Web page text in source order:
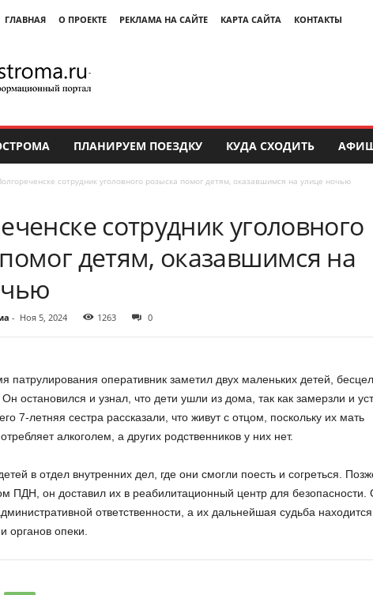
ГЛАВНАЯ О ПРОЕКТЕ РЕКЛАМА НА САЙТЕ КАРТА САЙТА КОНТАКТЫ
ПЛАНИРУЕМ ПОЕЗДКУ КУДА СХОДИТЬ
сотрудник уголовного розыска помог детям, оказавшимся на улице ночью
сотрудник уголовного
детям, оказавшимся на
- Ноя 5, 2024 1263 0
патрулирования оперативник заметил двух маленьких детей,
остановился и узнал, что дети ушли из дома, так как замерзли и
7-летняя сестра рассказали, что живут с отцом, поскольку их мать
алкоголем, а других родственников у них нет.
в отдел внутренних дел, где они смогли поесть и согреться.
ПДН, он доставил их в реабилитационный центр для безопасности.
ответственности, а их дальнейшая судьба
органов опеки.